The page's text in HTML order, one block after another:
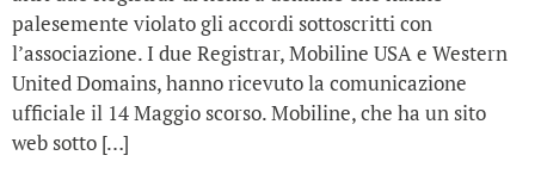
palesemente violato gli accordi sottoscritti con
l’associazione. I due Registrar, Mobiline USA e Western
United Domains, hanno ricevuto la comunicazione
ufficiale il 14 Maggio scorso. Mobiline, che ha un sito
web sotto […]